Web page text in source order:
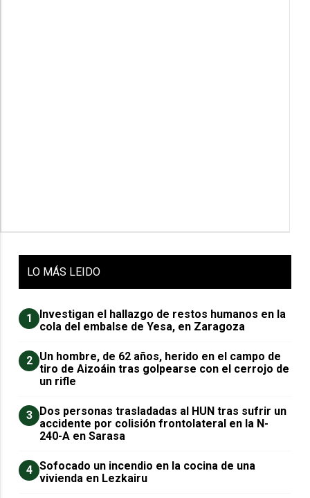
LO MÁS LEIDO
1
Investigan el hallazgo de restos humanos en la
cola del embalse de Yesa, en Zaragoza
2 Un hombre, de 62 años, herido en el campo de
tiro de Aizoáin tras golpearse con el cerrojo de
un rifle
3
​Dos personas trasladadas al HUN tras sufrir un
accidente por colisión frontolateral en la N-
240-A en Sarasa
4 Sofocado un incendio en la cocina de una
vivienda en Lezkairu